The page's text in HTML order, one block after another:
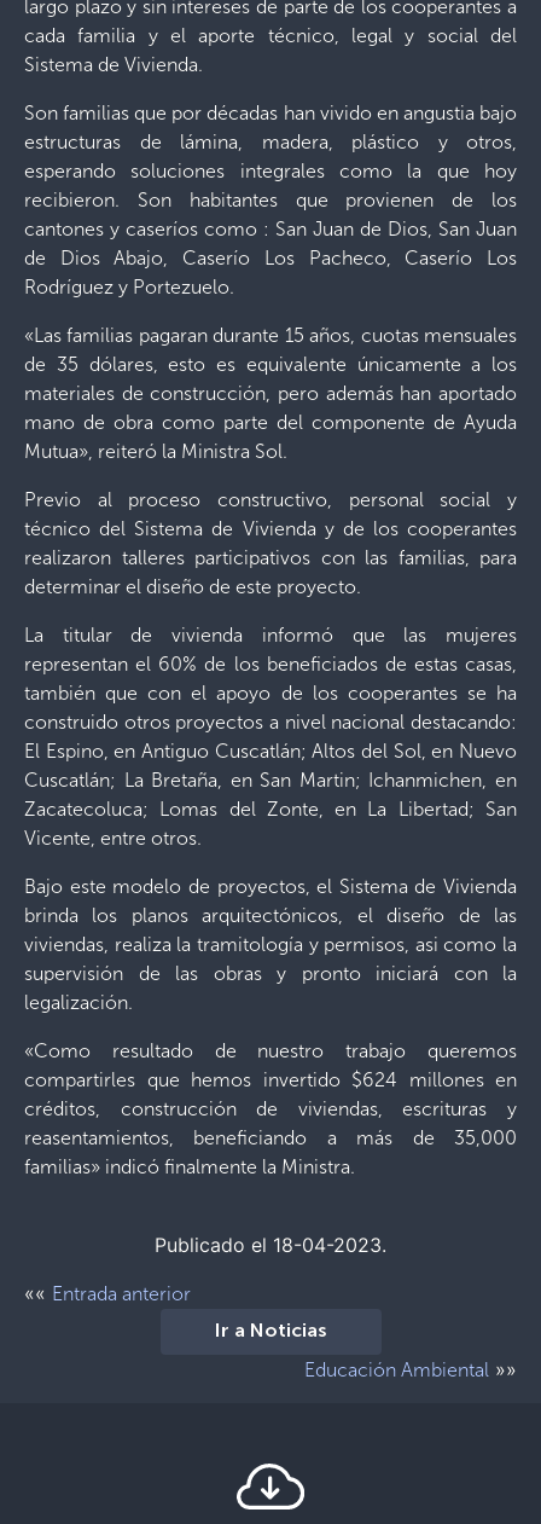
largo plazo y sin intereses de parte de los cooperantes a
cada familia y el aporte técnico, legal y social del
Sistema de Vivienda.
Son familias que por décadas han vivido en angustia bajo
estructuras de lámina, madera, plástico y otros,
esperando soluciones integrales como la que hoy
recibieron. Son habitantes que provienen de los
cantones y caseríos como : San Juan de Dios, San Juan
de Dios Abajo, Caserío Los Pacheco, Caserío Los
Rodríguez y Portezuelo.
«Las familias pagaran durante 15 años, cuotas mensuales
de 35 dólares, esto es equivalente únicamente a los
materiales de construcción, pero además han aportado
mano de obra como parte del componente de Ayuda
Mutua», reiteró la Ministra Sol.
Previo al proceso constructivo, personal social y
técnico del Sistema de Vivienda y de los cooperantes
realizaron talleres participativos con las familias, para
determinar el diseño de este proyecto.
La titular de vivienda informó que las mujeres
representan el 60% de los beneficiados de estas casas,
también que con el apoyo de los cooperantes se ha
construido otros proyectos a nivel nacional destacando:
El Espino, en Antiguo Cuscatlán; Altos del Sol, en Nuevo
Cuscatlán; La Bretaña, en San Martin; Ichanmichen, en
Zacatecoluca; Lomas del Zonte, en La Libertad; San
Vicente, entre otros.
Bajo este modelo de proyectos, el Sistema de Vivienda
brinda los planos arquitectónicos, el diseño de las
viviendas, realiza la tramitología y permisos, asi como la
supervisión de las obras y pronto iniciará con la
legalización.
«Como resultado de nuestro trabajo queremos
compartirles que hemos invertido $624 millones en
créditos, construcción de viviendas, escrituras y
reasentamientos, beneficiando a más de 35,000
familias» indicó finalmente la Ministra.
Publicado el 18-04-2023.
«« Entrada anterior
Ir a Noticias
Educación Ambiental »»